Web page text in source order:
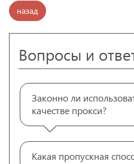
назад
Вопросы и
Законно ли
качестве прокси?
Какая пропускная